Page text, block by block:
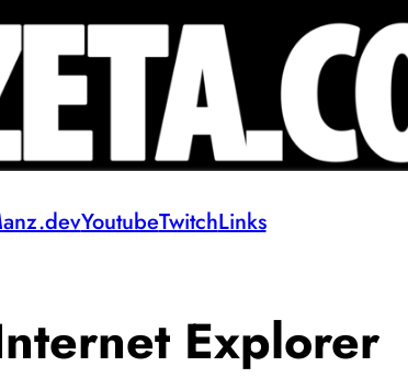
YoutubeTwitchLinks
Explorer